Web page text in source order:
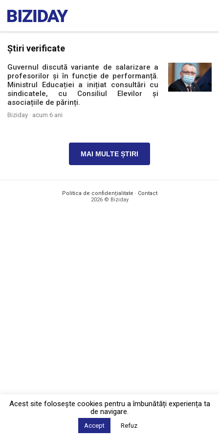
Știri verificate
Guvernul discută variante de salarizare a
profesorilor și în funcție de performanță.
Ministrul Educației a inițiat consultări cu
sindicatele, cu Consiliul Elevilor și
asociațiile de părinți.
Biziday · acum 6 ani
MAI MULTE ȘTIRI
Politica de confidențialitate · Contact
2026 © Biziday
Acest site foloseşte cookies pentru a îmbunătăți experiența ta
de navigare.
Accept Refuz